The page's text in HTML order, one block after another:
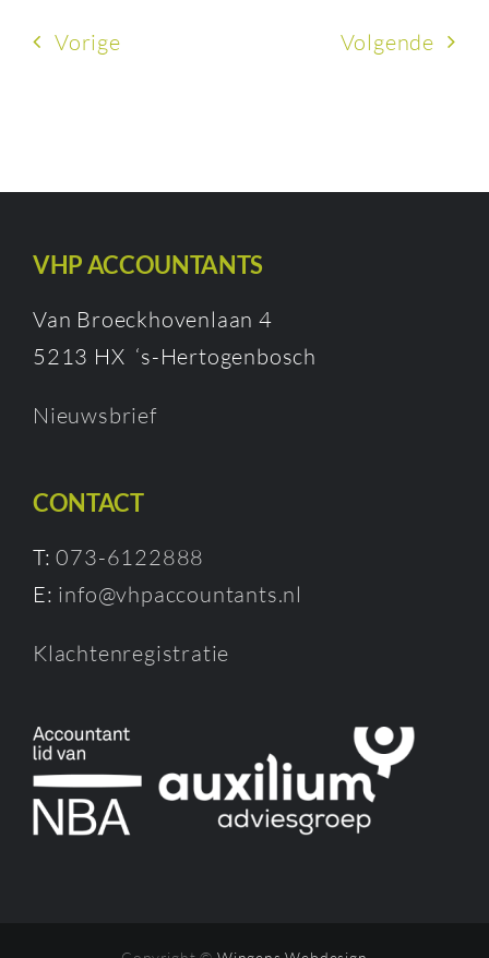
Vorige Volgende
VHP ACCOUNTANTS
Van Broeckhovenlaan 4
5213 HX ‘s-Hertogenbosch
Nieuwsbrief
CONTACT
T:073-6122888
E: info@vhpaccountants.nl
Klachtenregistratie